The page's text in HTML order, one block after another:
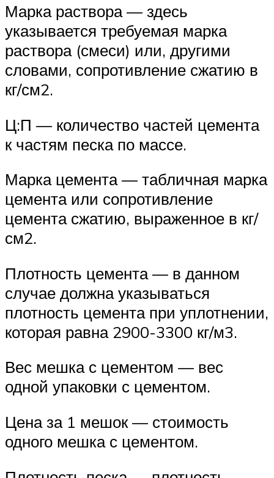
Марка раствора — здесь
указывается требуемая марка
раствора (смеси) или, другими
словами, сопротивление сжатию в
кг/см2.
Ц:П — количество частей цемента
к частям песка по массе.
Марка цемента — табличная марка
цемента или сопротивление
цемента сжатию, выраженное в кг/
см2.
Плотность цемента — в данном
случае должна указываться
плотность цемента при уплотнении,
которая равна 2900-3300 кг/м3.
Вес мешка с цементом — вес
одной упаковки с цементом.
Цена за 1 мешок — стоимость
одного мешка с цементом.